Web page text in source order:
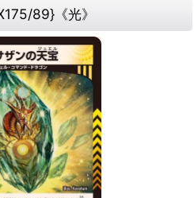
89}《光》